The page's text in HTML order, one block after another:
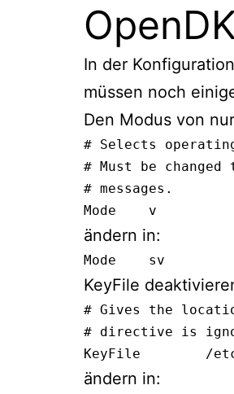
In der
müssen noch
Den Modus von nur
# Selects
# Must be
# messages.
Mode    v
ändern in:
Mode    sv
KeyFile
# Gives the
# directive is
KeyFile        /etc/
ändern in: